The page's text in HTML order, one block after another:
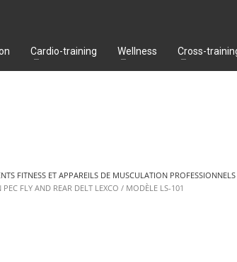
Cardio-training Wellness Cross-
FITNESS ET APPAREILS DE MUSCULATION PROFESSIONNELS
FLY AND REAR DELT LEXCO / MODÈLE LS-101